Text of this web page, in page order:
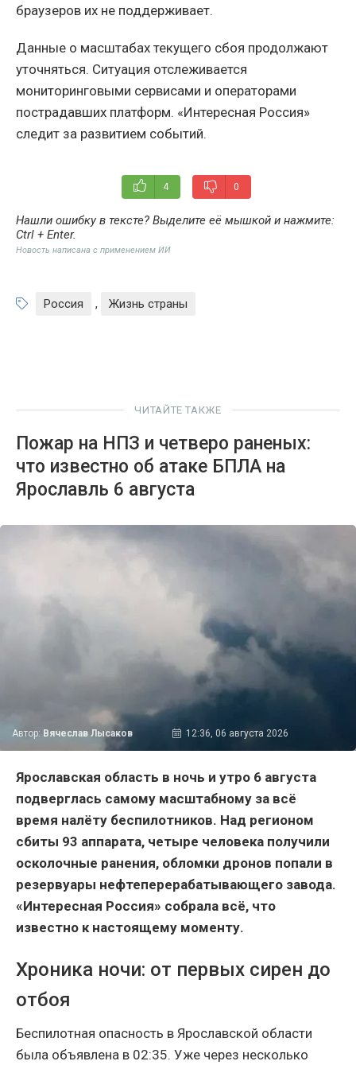
браузеров их не поддерживает.
Данные о масштабах текущего сбоя продолжают
уточняться. Ситуация отслеживается
мониторинговыми сервисами и операторами
пострадавших платформ. «Интересная Россия»
следит за развитием событий.
4 0
Нашли ошибку в тексте? Выделите её мышкой и нажмите:
Ctrl + Enter.
Новость написана с применением ИИ
Россия , Жизнь страны
ЧИТАЙТЕ ТАКЖЕ
Пожар на НПЗ и четверо раненых:
что известно об атаке БПЛА на
Ярославль 6 августа
Автор: Вячеслав Лысаков 12:36, 06 августа 2026
Ярославская область в ночь и утро 6 августа
подверглась самому масштабному за всё
время налёту беспилотников. Над регионом
сбиты 93 аппарата, четыре человека получили
осколочные ранения, обломки дронов попали в
резервуары нефтеперерабатывающего завода.
«Интересная Россия» собрала всё, что
известно к настоящему моменту.
Хроника ночи: от первых сирен до
отбоя
Беспилотная опасность в Ярославской области
была объявлена в 02:35. Уже через несколько